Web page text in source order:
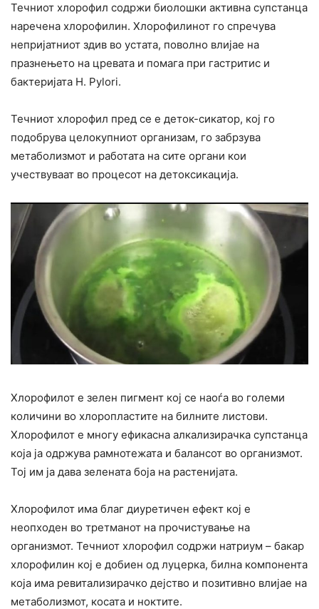
Течниот хлорофил содржи биолошки активна супстанца
наречена хлорофилин. Хлорофилинот го спречува
непријатниот здив во устата, поволно влијае на
празнењето на цревата и помага при гастритис и
бактеријата H. Pylori.
Течниот хлорофил пред се е деток-сикатор, кој го
подобрува целокупниот организам, го забрзува
метаболизмот и работата на сите органи кои
учествуваат во процесот на детоксикација.
Хлорофилот е зелен пигмент кој се наоѓа во големи
количини во хлоропластите на билните листови.
Хлорофилот е многу ефикасна алкализирачка супстанца
која ја одржува рамнотежата и балансот во организмот.
Тој им ја дава зелената боја на растенијата.
Хлорофилот има благ диуретичен ефект кој е
неопходен во третманот на прочистување на
организмот. Течниот хлорофил содржи натриум – бакар
хлорофилин кој е добиен од луцерка, билна компонента
која има ревитализирачко дејство и позитивно влијае на
метаболизмот, косата и ноктите.